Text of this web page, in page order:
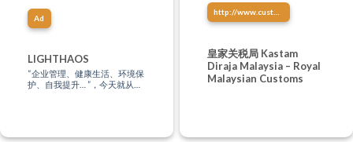
Ad
LIGHTHAOS
“企业管理、健康生活、环境保
护、自我提升… ”，今天就从这
http://www.customs.gov.my/
皇家关税局 Kastam
Diraja Malaysia – Royal
Malaysian Customs